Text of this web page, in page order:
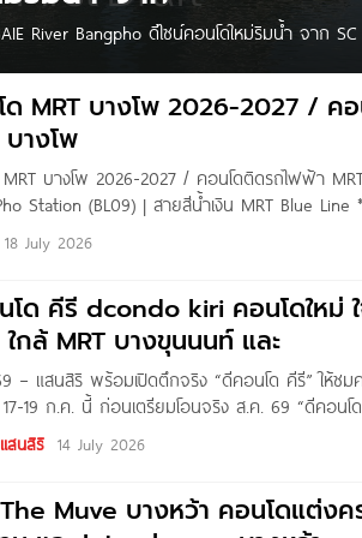
River Bangpho ดีไซน์คอนโดใหม่ริมน้ำ จาก
ายทอดผ่านพื้นที่อยู่อาศัยริมน้ำ บนที่ดินแปลงใหญ่
ผ่อนคลาย ให้ทุกวันที่ได้กลับบ้านรู้สึกคล้ายกับการไ
ก คำว่า “BAIE”
ด MRT บางโพ 2026-2027 / ค
บางโพ
บางโพ 2026-2027 / คอนโดติดรถไฟฟ้า
Station (BL09) | สายสีน้ำเงิน MRT Blue Line
บางโพ Reference BAIE River บางโพ (NEW) 333
18 July 2026
โด คีรี dcondo kiri คอนโดใหม่
ใกล้ MRT บางขุนนนท์ และ
– แสนสิริ พร้อมเปิดตึกจริง “ดีคอนโด คีรี” ให้ชม
19 ก.ค. นี้ ก่อนเตรียมโอนจริง ส.ค. 69 “ดีคอน
งสีเขียวร่มรื่นกว่า 1.2 ไร่ และห้องพักสเปก Well-
ในราคาเริ่มแค่ 1.89 ลบ.* ฟรีเฟอร์ฯ
สนสิริ 14 July 2026
Muve บางหว้า คอนโดแต่ง